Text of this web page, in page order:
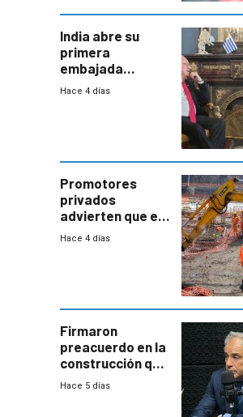
India abre su
primera
embajada
residente en
enorme
potencial
Hace 4 días
Promotores
privados
advierten que el
nuevo convenio
a revisar
proyectos
Hace 4 días
Firmaron
preacuerdo en la
construcción que
comprende
Hace 5 días